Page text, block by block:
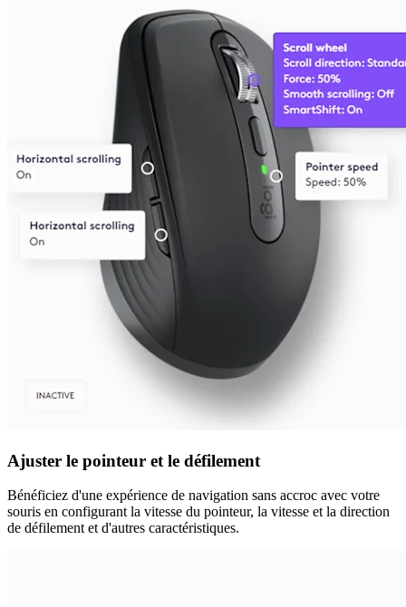
Ajuster le pointeur et le défilement
Bénéficiez d'une expérience de navigation sans accroc avec votre
souris en configurant la vitesse du pointeur, la vitesse et la direction
de défilement et d'autres caractéristiques.